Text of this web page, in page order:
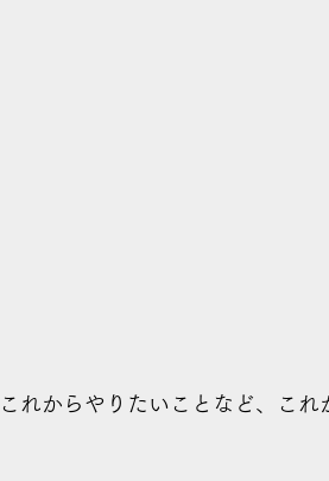
れからやりたいことなど、こ